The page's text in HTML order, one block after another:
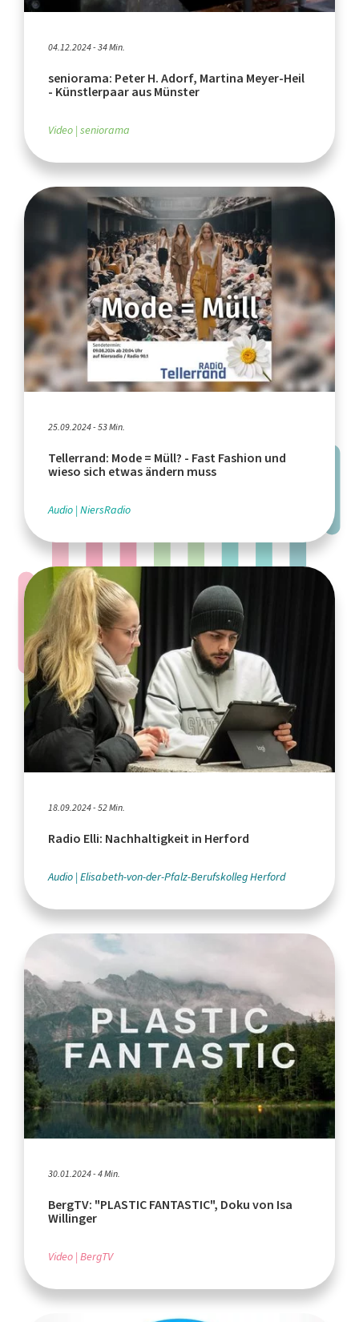
04.12.2024 - 34 Min.
seniorama: Peter H. Adorf, Martina Meyer-Heil
- Künstlerpaar aus Münster
Video seniorama
25.09.2024 - 53 Min.
Tellerrand: Mode = Müll? - Fast Fashion und
wieso sich etwas ändern muss
Audio NiersRadio
18.09.2024 - 52 Min.
Radio Elli: Nachhaltigkeit in Herford
Audio Elisabeth-von-der-Pfalz-Berufskolleg Herford
30.01.2024 - 4 Min.
BergTV: "PLASTIC FANTASTIC", Doku von Isa
Willinger
Video BergTV